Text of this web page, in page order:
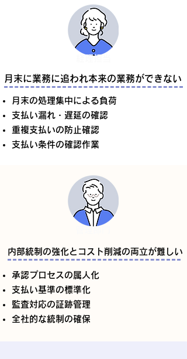
経理担当
月末に業務に追われ本来の業務ができない
月末の処理集中による負荷
支払い漏れ・遅延の確認
重複支払いの防止確認
支払い条件の確認作業
内部統制の強化とコスト削減の両立が難しい
承認プロセスの属人化
支払い基準の標準化
監査対応の証跡管理
全社的な統制の確保